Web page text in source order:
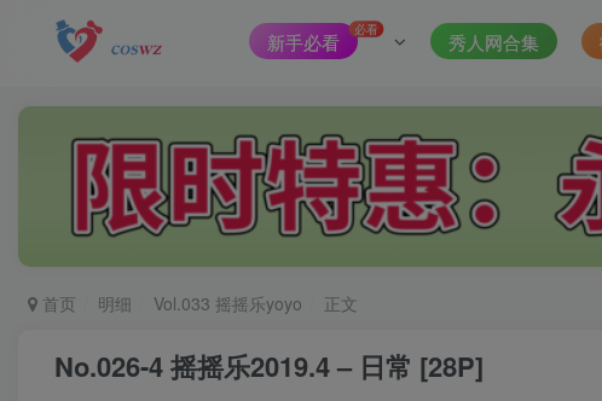
新手必看 必看 秀人网合集
首页 明细 Vol.033 摇摇乐yoyo 正文
No.026-4 摇摇乐2019.4 – 日常 [28P]